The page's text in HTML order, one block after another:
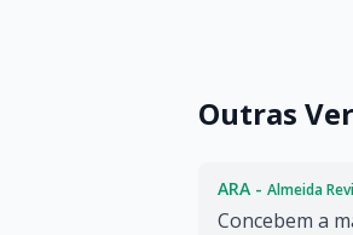
Outras
ARA - Almeida
Concebem a